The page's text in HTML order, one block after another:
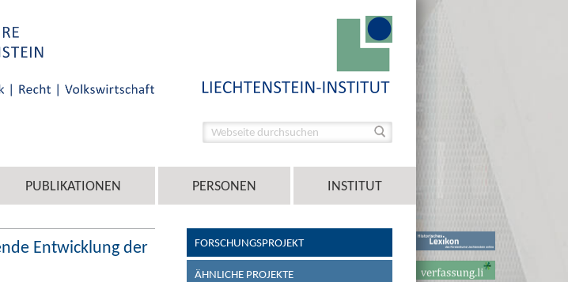
PUBLIKATIONEN PERSONEN INSTITUT
Entwicklung der
FORSCHUNGSPROJEKT
ÄHNLICHE PROJEKTE